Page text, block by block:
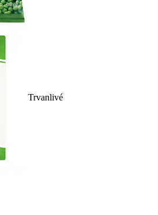
Trvanlivé